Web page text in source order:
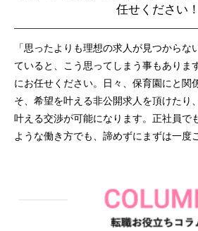
任せください！
「思ったよりも理想の求人が見つからな
ていると、こう思ってしまう事もありま
にお任せください。日々、保育園にと関
そ、希望を叶える非公開求人を頂けたり
叶える交渉が可能になります。正社員で
ような働き方でも、諦めずにまずは一度